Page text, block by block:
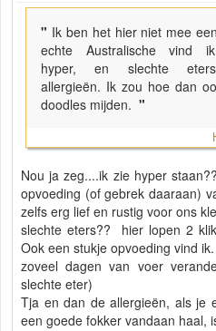
" Ik ben het hier niet mee
echte Australische vind
hyper, en slechte
allergieën. Ik zou hoe dan
doodles mijden. "
Nou ja zeg....ik zie hyper
opvoeding (of gebrek daaraan)
zelfs erg lief en rustig voor ons
slechte eters?? hier lopen 2
Ook een stukje opvoeding vind
zoveel dagen van voer
slechte eter)
Tja en dan de allergieën, als je
een goede fokker vandaan haal,